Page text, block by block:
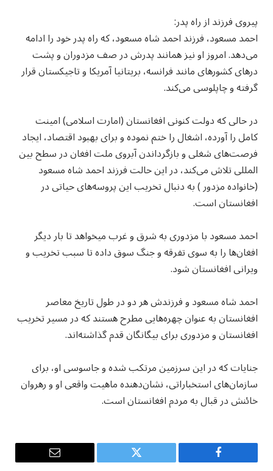
پیروی فرزند از راه پدر:
احمد مسعود، فرزند احمد شاه مسعود، که راه پدر خود را ادامه
می‌دهد. امروز او نیز همانند پدرش در صف مزدوران و پشت
درهای کشورهای مانند فرانسه، بریتانیا آمریکا و تاجیکستان قرار
گرفته و چاپلوسی می‌کند.
در حالی که دولت کنونی افغانستان (امارت اسلامی) امینت
کامل را آورده، اشغال را ختم نموده و برای بهبود اقتصاد، ایجاد
فرصت‌های شغلی و بازگرداندن آبروی ملت افغان در سطح بین
المللی تلاش می‌کند، در این حالت فرزند احمد شاه مسعود
(خانواده مزدور ) به دنبال تخریب این پروسه‌های حیاتی در
افغانستان است.
احمد مسعود با مزدوری به شرق و غرب میخواهد تا بار دیگر
افغان‌ها را به سوی تفرقه و جنگ سوق داده تا سبب تخریب و
ویرانی افغانستان شود.
احمد شاه مسعود و فرزندش هر دو در طول تاریخ معاصر
افغانستان به عنوان چهره‌هایی مطرح هستند که‌ در مسیر تخریب
افغانستان و مزدوری برای بیگانگان قدم گذاشته‌اند.
جنایات که در این سرزمین مرتکب شده و جاسوسی او، برای
سازمان‌های استخباراتی، نشان‌دهنده ماهیت واقعی او و رهروان
خائنش در قبال به مردم افغانستان است.
Facebook
Twitter
Email